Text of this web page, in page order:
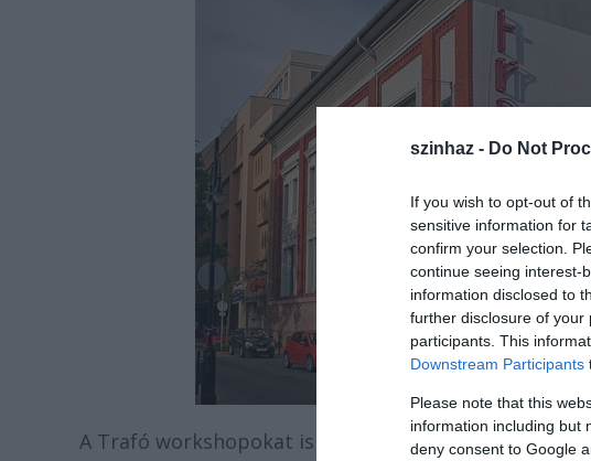
szinhaz - Do Not
If you wish to opt-out of
sensitive information for
confirm your selection.
continue seeing interest-
information disclosed to
further disclosure of your
participants. This
Downstream Participants
Please note that this
information including but
deny consent to Google
A Trafó workshopokat is szervezett fiatal magyar